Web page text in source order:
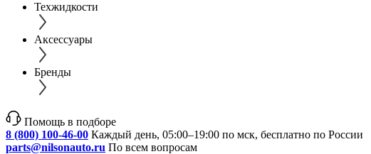
Техжидкости
Аксессуары
Бренды
Помощь в подборе
8 (800) 100-46-00 Каждый день, 05:00–19:00 по мск, бесплатно по России
parts@nilsonauto.ru По всем вопросам